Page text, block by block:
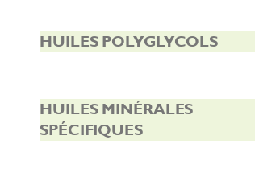
HUILES POLYGLYCOLS
HUILES MINÉRALES
SPÉCIFIQUES